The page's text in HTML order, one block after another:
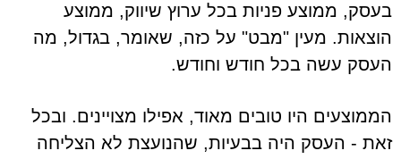
בעסק, ממוצע פניות בכל ערוץ שיווק, ממוצע
הוצאות. מעין "מבט" על כזה, שאומר, בגדול, מה
העסק עשה בכל חודש וחודש.
הממוצעים היו טובים מאוד, אפילו מצויינים. ובכל
זאת - העסק היה בבעיות, שהנועצת לא הצליחה